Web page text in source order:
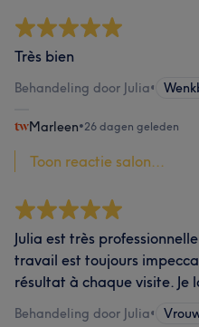
Très bien
Behandeling door Julia•
Marleen•26 dagen geleden
Toon reactie salon...
Julia est très
travail est toujours
résultat à chaque visite. Je
Behandeling door Julia•